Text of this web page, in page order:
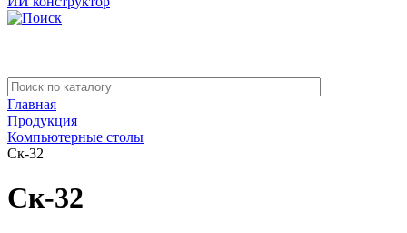
Главная
Продукция
Компьютерные столы
Ск-32
Ск-32